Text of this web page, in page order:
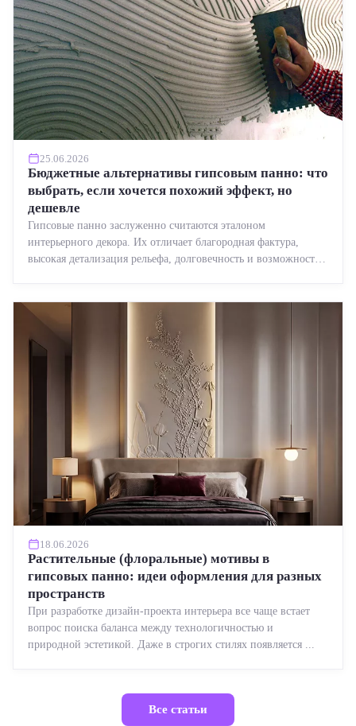
25.06.2026
Бюджетные альтернативы гипсовым панно: что
выбрать, если хочется похожий эффект, но
дешевле
Гипсовые панно заслуженно считаются эталоном
интерьерного декора. Их отличает благородная фактура,
высокая детализация рельефа, долговечность и возможность
18.06.2026
Растительные (флоральные) мотивы в
гипсовых панно: идеи оформления для разных
пространств
При разработке дизайн-проекта интерьера все чаще встает
вопрос поиска баланса между технологичностью и
природной эстетикой. Даже в строгих стилях появляется ...
Все статьи